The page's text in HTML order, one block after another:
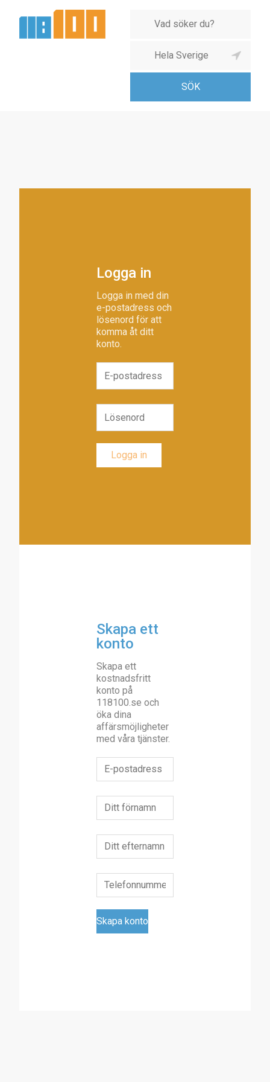
Logga in
Logga in med din
e-postadress och
lösenord för att
komma åt ditt
konto.
Skapa ett
konto
Skapa ett
kostnadsfritt
konto på
118100.se och
öka dina
affärsmöjligheter
med våra tjänster.